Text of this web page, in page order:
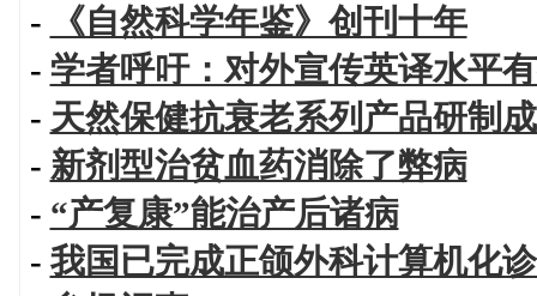
-
《自然科学年鉴》创刊十年
- 学者呼吁：对外宣传英译水平
- 天然保健抗衰老系列产品研制
- 新剂型治贫血药消除了弊病
- “产复康”能治产后诸病
- 我国已完成正颌外科计算机化